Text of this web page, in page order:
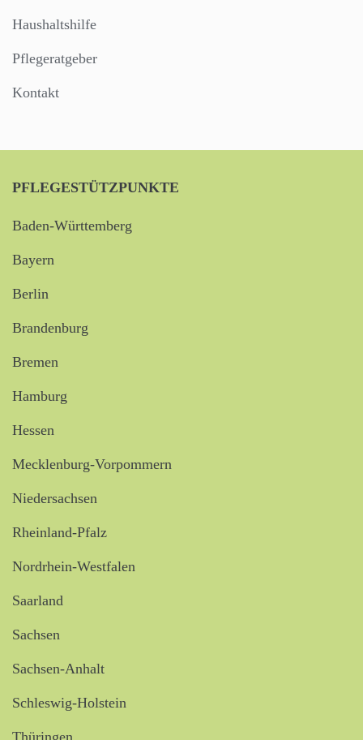
Haushaltshilfe
Pflegeratgeber
Kontakt
PFLEGESTÜTZPUNKTE
Baden-Württemberg
Bayern
Berlin
Brandenburg
Bremen
Hamburg
Hessen
Mecklenburg-Vorpommern
Niedersachsen
Rheinland-Pfalz
Nordrhein-Westfalen
Saarland
Sachsen
Sachsen-Anhalt
Schleswig-Holstein